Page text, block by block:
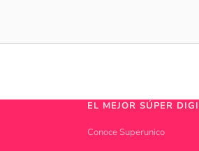
EL MEJOR SÚPER
Conoce Superunico